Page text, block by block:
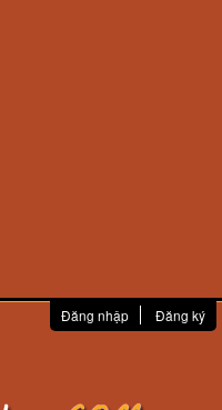
Đăng nhập Đăng ký